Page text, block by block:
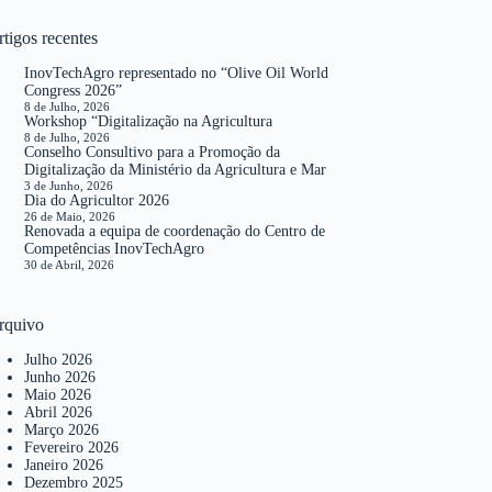
recentes
InovTechAgro representado no “Olive Oil World
Congress 2026”
8 de Julho, 2026
Workshop “Digitalização na Agricultura
8 de Julho, 2026
Conselho Consultivo para a Promoção da
Digitalização da Ministério da Agricultura e Mar
3 de Junho, 2026
Dia do Agricultor 2026
26 de Maio, 2026
Renovada a equipa de coordenação do Centro de
Competências InovTechAgro
30 de Abril, 2026
Julho 2026
Junho 2026
Maio 2026
Abril 2026
Março 2026
Fevereiro 2026
Janeiro 2026
Dezembro 2025